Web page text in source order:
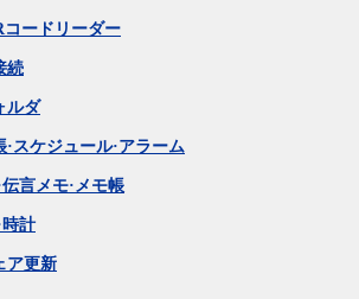
コードリーダー
続
ルダ
·スケジュール·アラーム
伝言メモ·メモ帳
時計
ア更新